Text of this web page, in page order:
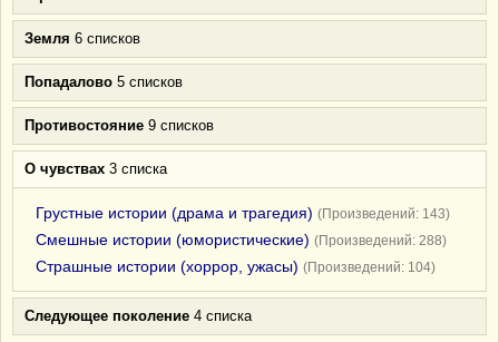
Земля 6 списков
Попадалово 5 списков
Противостояние 9 списков
О чувствах 3 списка
Грустные истории (драма и трагедия) (Произведений: 143)
Смешные истории (юмористические) (Произведений: 288)
Страшные истории (хоррор, ужасы) (Произведений: 104)
Следующее поколение 4 списка